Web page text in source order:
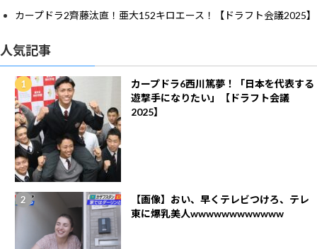
カープドラ2齊藤汰直！亜大152キロエース！【ドラフト会議2025】
人気記事
カープドラ6西川篤夢！「日本を代表する
遊撃手になりたい」【ドラフト会議
2025】
【画像】おい、早くテレビつけろ、テレ
東に爆乳美人wwwwwwwwwwww